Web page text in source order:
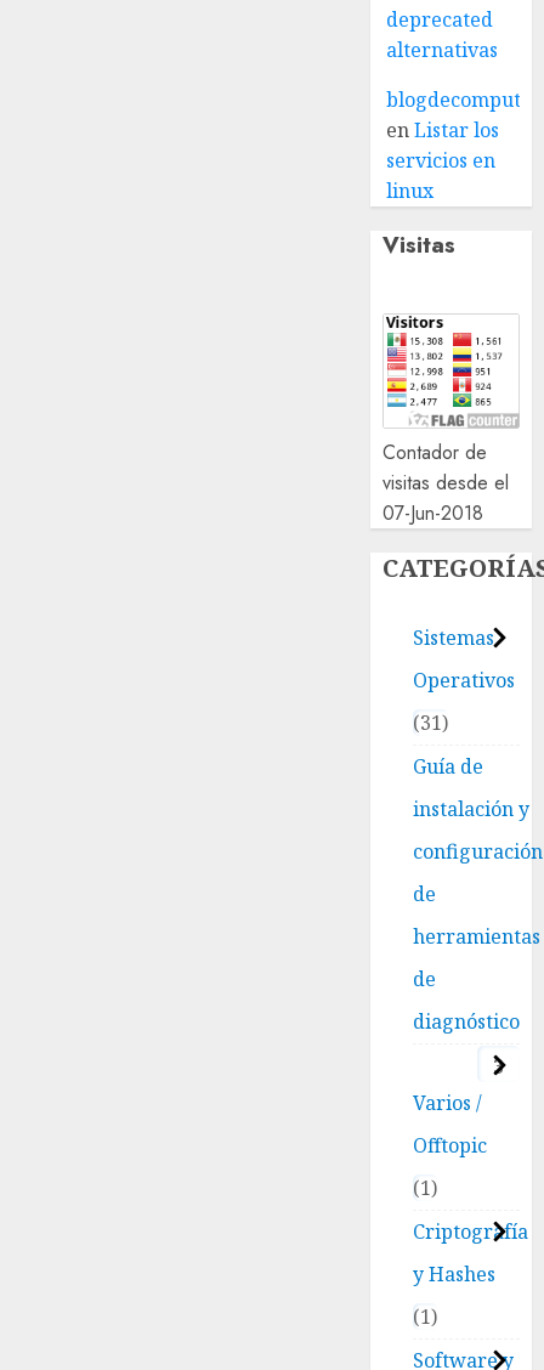
deprecated
alternativas
enListar los
servicios en
linux
Visitas
Contador de
visitas desde el
07-Jun-2018
Sistemas
Operativos
31
Guía de
instalación y
configuración
de
herramientas
de
diagnóstico
3
Varios /
Offtopic
1
Criptografía
y Hashes
1
Software y